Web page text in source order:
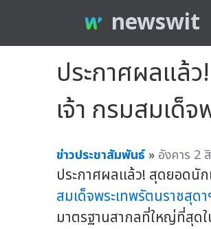
newswit
ประกาศผลแล้
เจ้า กรมสมเด็
ข่าวประชาสัมพันธ์ » อังคาร 2
ประกาศผลแล้ว! สุดยอดนัก
สมเด็จพระเทพรัตนราชสุดา
มาตรฐานสากลที่ใหญ่ที่สุด